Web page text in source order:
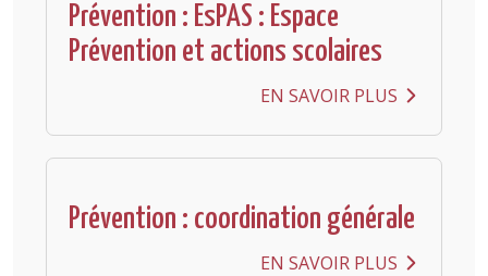
Prévention : EsPAS : Espace
Prévention et actions scolaires
EN SAVOIR PLUS
Prévention : coordination générale
EN SAVOIR PLUS